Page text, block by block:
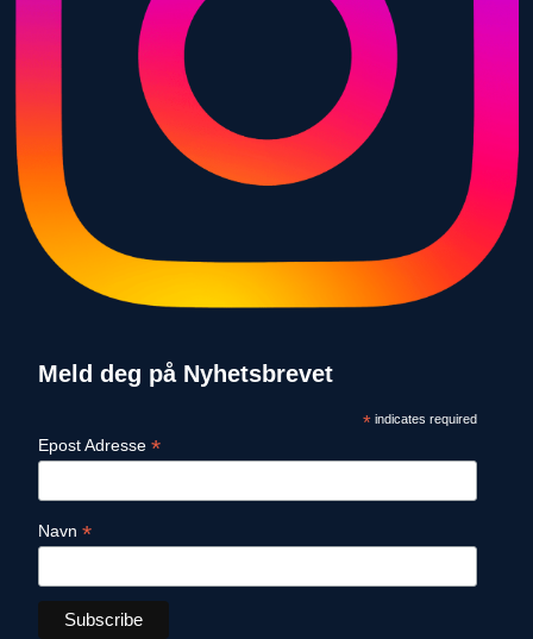
Meld deg på Nyhetsbrevet
*indicates required
Epost Adresse *
Navn *